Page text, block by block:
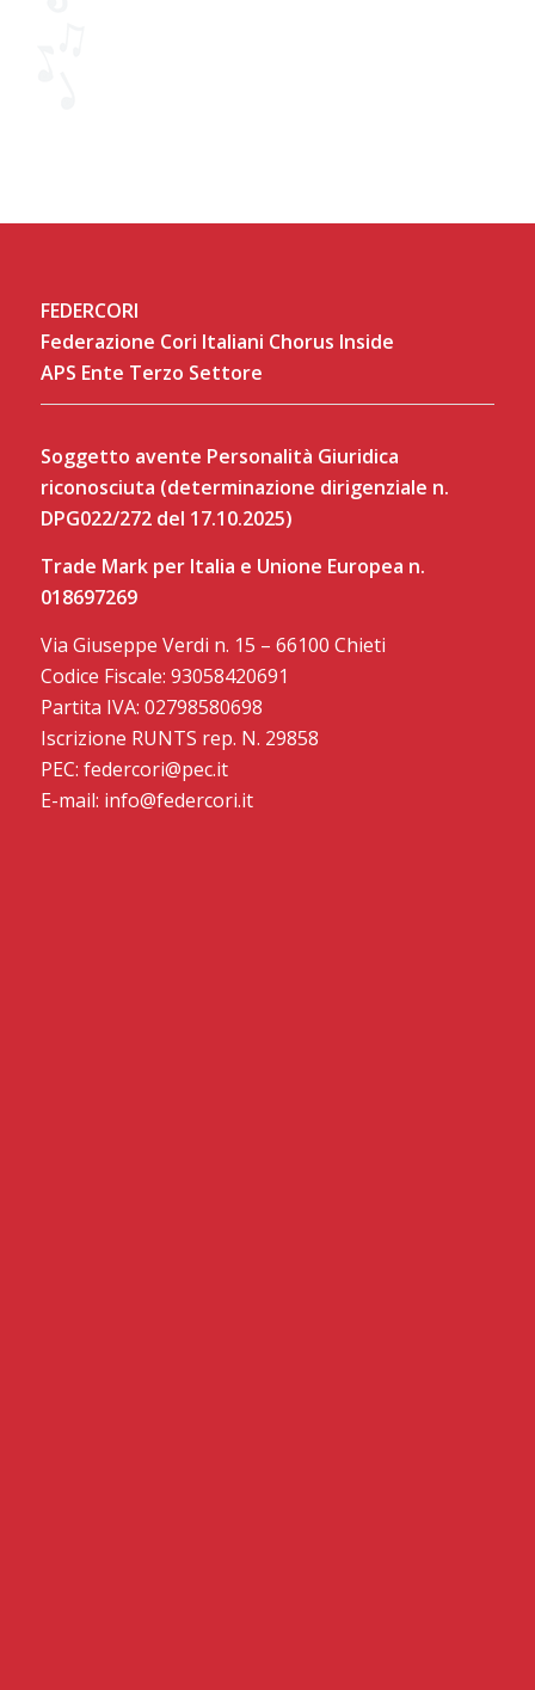
FEDERCORI
Federazione Cori Italiani Chorus Inside
APS Ente Terzo Settore
Soggetto avente Personalità Giuridica
riconosciuta (determinazione dirigenziale n.
DPG022/272 del 17.10.2025)
Trade Mark per Italia e Unione Europea n.
018697269
Via Giuseppe Verdi n. 15 – 66100 Chieti
Codice Fiscale: 93058420691
Partita IVA: 02798580698
Iscrizione RUNTS rep. N. 29858
PEC: federcori@pec.it
E-mail: info@federcori.it